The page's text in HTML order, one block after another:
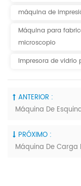
máquina de
Máquina para
microscopio
Impresora de vidrio
ANTERIOR :
PRÓXIMO :